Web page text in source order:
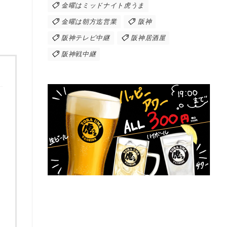
金曜はミッドナイト虎うま
金曜は朝方迄営業 阪神
阪神テレビ中継 阪神居酒屋
阪神戦中継